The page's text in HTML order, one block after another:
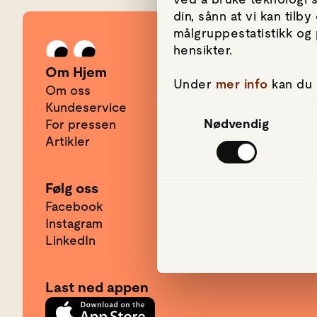
din, sånn at vi kan
målgruppestatistikk
hensikter.
Under mer info kan
om informasjonskapsler.
Vi bruker
Nødvendig
Gå til forsiden
Om Hjem
Om oss
Kundeservice
For pressen
Artikler
Følg oss
Facebook
Instagram
LinkedIn
Last ned appen